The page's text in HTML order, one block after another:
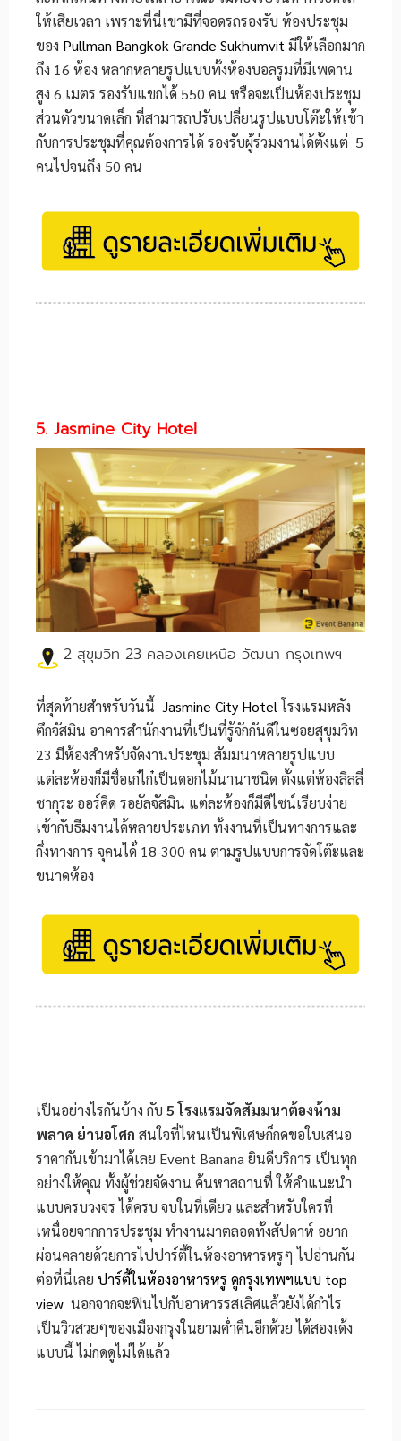
ให้เสียเวลา เพราะที่นี่เขามีที่จอดรถรองรับ ห้องประชุม
ของ Pullman Bangkok Grande Sukhumvit มีให้เลือกมาก
ถึง 16 ห้อง หลากหลายรูปแบบทั้งห้องบอลรูมที่มีเพดาน
สูง 6 เมตร รองรับแขกได้ 550 คน หรือจะเป็นห้องประชุม
ส่วนตัวขนาดเล็ก ที่สามารถปรับเปลี่ยนรูปแบบโต๊ะให้เข้า
กับการประชุมที่คุณต้องการได้ รองรับผู้ร่วมงานได้ตั้งแต่ 5
คนไปจนถึง 50 คน
5. Jasmine City Hotel
2 สุขุมวิท 23 คลองเคยเหนือ วัฒนา กรุงเทพฯ
ที่สุดท้ายสำหรับวันนี้ Jasmine City Hotelโรงแรมหลัง
ตึกจัสมิน อาคารสำนักงานที่เป็นที่รู้จักกันดีในซอยสุขุมวิท
23 มีห้องสำหรับจัดงานประชุม สัมมนาหลายรูปแบบ
แต่ละห้องก็มีชื่อเก๋ไก๋เป็นดอกไม้นานาชนิด ตั้งแต่ห้องลิลลี่
ซากุระ ออร์คิด รอยัลจัสมิน แต่ละห้องก็มีดีไซน์เรียบง่าย
เข้ากับธีมงานได้หลายประเภท ทั้งงานที่เป็นทางการและ
กึ่งทางการ จุคนได้่ 18-300 คน ตามรูปแบบการจัดโต๊ะและ
ขนาดห้อง
เป็นอย่างไรกันบ้าง กับ 5 โรงแรมจัดสัมมนาต้องห้าม
พลาด ย่านอโศก สนใจที่ไหนเป็นพิเศษก็กดขอใบเสนอ
ราคากันเข้ามาได้เลย Event Banana ยินดีบริการ เป็นทุก
อย่างให้คุณ ทั้งผู้ช่วยจัดงาน ค้นหาสถานที่ ให้คำแนะนำ
แบบครบวงจร ได้ครบ จบในที่เดียว และสำหรับใครที่
เหนื่อยจากการประชุม ทำงานมาตลอดทั้งสัปดาห์ อยาก
ผ่อนคลายด้วยการไปปาร์ตี้ในห้องอาหารหรูๆ ไปอ่านกัน
ต่อที่นี่เลย ปาร์ตี้ในห้องอาหารหรู ดูกรุงเทพฯแบบ top
view นอกจากจะฟินไปกับอาหารรสเลิศแล้วยังได้กำไร
เป็นวิวสวยๆของเมืองกรุงในยามค่ำคืนอีกด้วย ได้สองเด้ง
แบบนี้ ไม่กดดูไม่ได้แล้ว